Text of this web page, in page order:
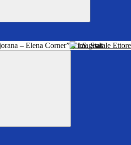
I.I.S. Statale